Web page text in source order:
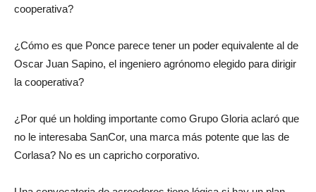
¿O es que el sindicato define, en parte, el rumbo de la
¿Cómo es que Ponce parece tener un poder equivalente al de
Oscar Juan Sapino, el ingeniero agrónomo elegido para dirigir
¿Por qué un holding importante como Grupo Gloria aclaró que
no le interesaba SanCor, una marca más potente que las de